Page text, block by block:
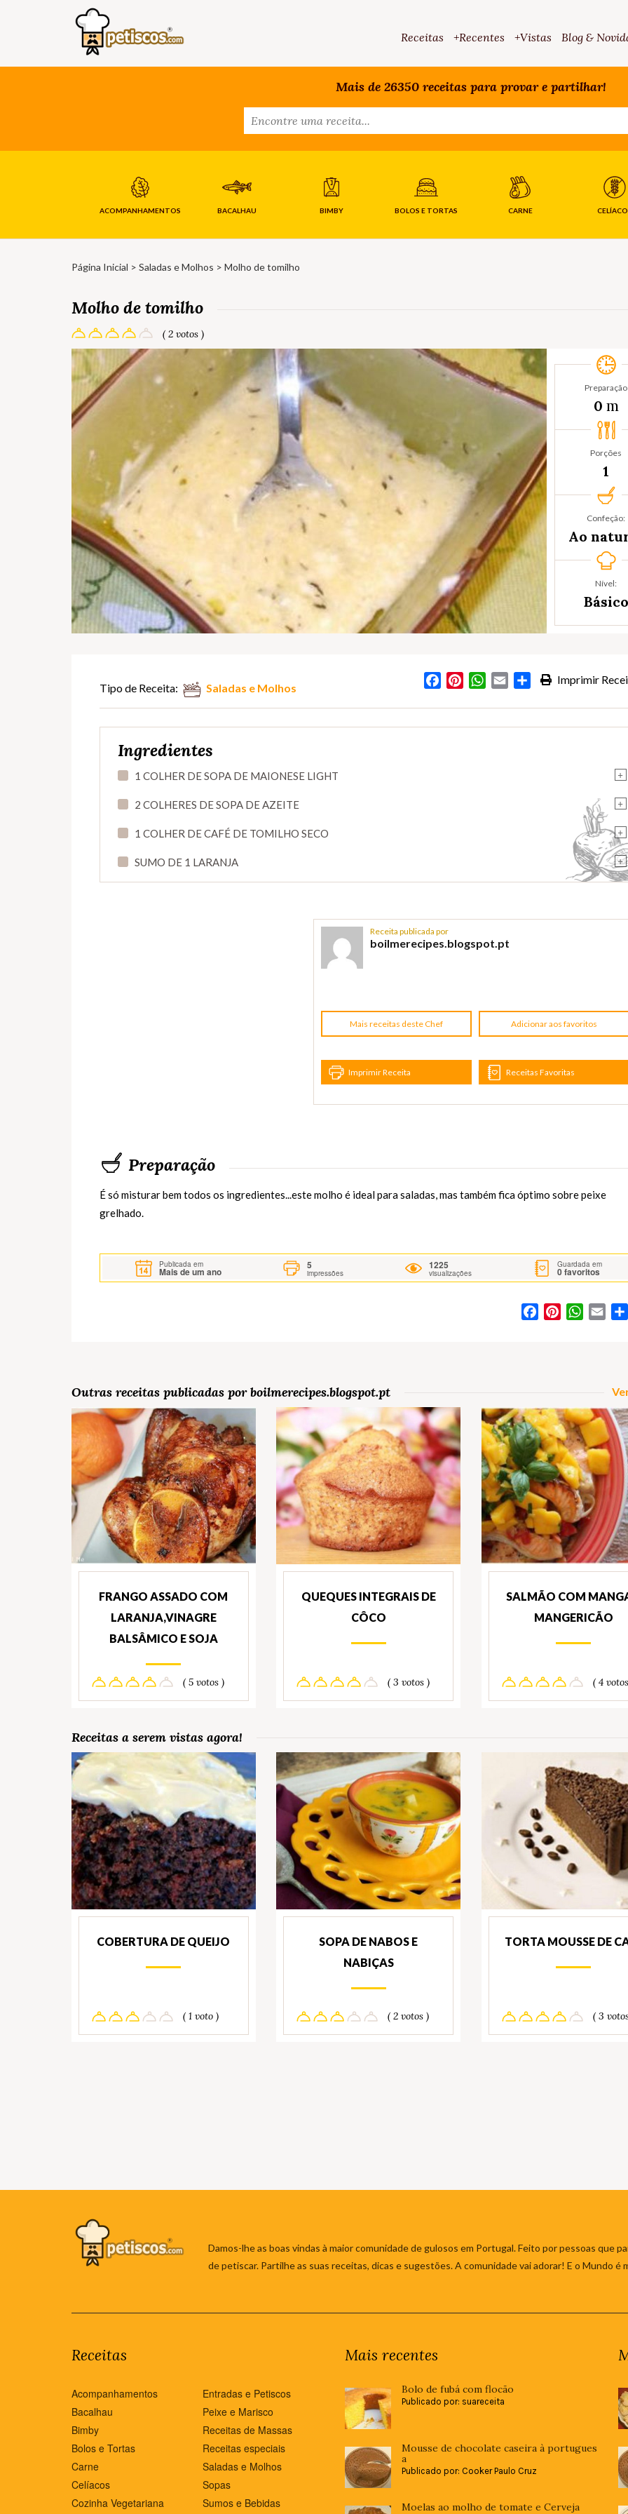
Receitas +Recentes +Vistas Blog &
Mais de 26350 receitas para provar e partilhar!
ACOMPANHAMENTOS BACALHAU BIMBY BOLOS E TORTAS CARNE
Página Inicial > Saladas e Molhos > Molho de tomilho
Molho de tomilho
( 2 votos )
Preparação
0 m
Porções
1
Confeção:
Ao
Nível:
Básico
Imprimir
FacebookPinterestWhatsApp
Email Partilhar
Tipo de Receita: Saladas e Molhos
Ingredientes
+
1 COLHER DE SOPA DE MAIONESE LIGHT
+
2 COLHERES DE SOPA DE AZEITE
+
1 COLHER DE CAFÉ DE TOMILHO SECO
+
SUMO DE 1 LARANJA
Receita publicada por
boilmerecipes.blogspot.pt
Mais receitas deste Chef Adicionar aos favoritos
Imprimir Receita Receitas Favoritas
Preparação
É só misturar bem todos os ingredientes...este molho é ideal para saladas, mas também fica óptimo sobre peixe
grelhado.
Publicada em
Mais de um ano
5
impressões
1225
visualizações
Guardada em
0favoritos
FacebookPinterest
Outras receitas publicadas por boilmerecipes.blogspot.pt
FRANGO ASSADO COM
LARANJA,VINAGRE
BALSÂMICO E SOJA
( 5 votos )
QUEQUES INTEGRAIS DE
CÔCO
( 3 votos )
SALMÃO COM
MANGERICÃO
( 4
Receitas a serem vistas agora!
COBERTURA DE QUEIJO
( 1 voto )
SOPA DE NABOS E
NABIÇAS
( 2 votos )
TORTA MOUSSE DE
( 3
Damos-lhe as boas vindas à maior comunidade de gulosos em Portugal. Feito por pessoas que
de petiscar. Partilhe as suas receitas, dicas e sugestões. A comunidade vai adorar! E o Mundo é
Receitas
Acompanhamentos
Bacalhau
Bimby
Bolos e Tortas
Carne
Celíacos
Cozinha Vegetariana
Entradas e Petiscos
Peixe e Marisco
Receitas de Massas
Receitas especiais
Saladas e Molhos
Sopas
Sumos e Bebidas
Mais recentes
Bolo de fubá com flocão
Publicado por: suareceita
Mousse de chocolate caseira à portugues
a
Publicado por: Cooker Paulo Cruz
Moelas ao molho de tomate e Cerveja